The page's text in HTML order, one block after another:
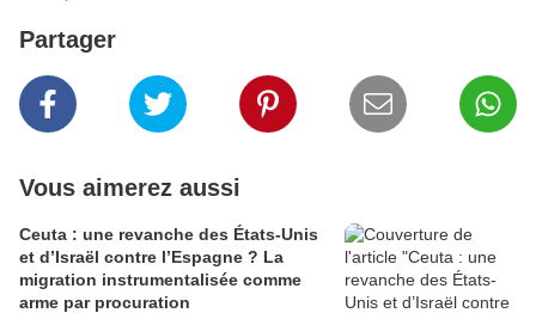
Partager
Vous aimerez aussi
Ceuta : une revanche des États-Unis
et d’Israël contre l’Espagne ? La
migration instrumentalisée comme
arme par procuration